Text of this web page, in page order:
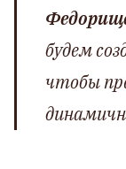
будем
чтобы